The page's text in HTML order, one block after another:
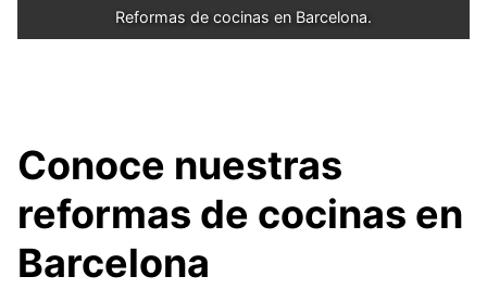
Reformas de cocinas en Barcelona.
Conoce nuestras
reformas de cocinas en
Barcelona